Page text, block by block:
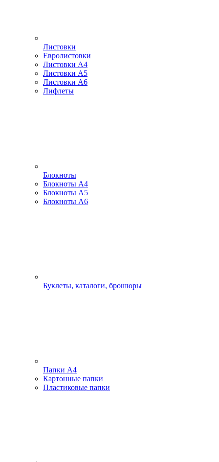
Листовки
Евролистовки
Листовки А4
Листовки А5
Листовки А6
Лифлеты
Блокноты
Блокноты А4
Блокноты А5
Блокноты А6
Буклеты, каталоги, брошюры
Папки А4
Картонные папки
Пластиковые папки